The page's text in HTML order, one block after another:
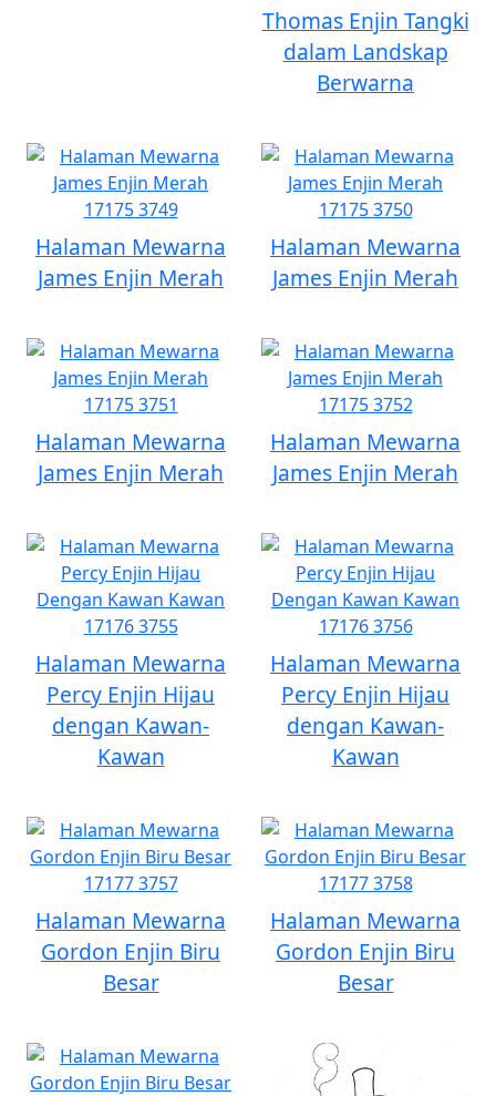
Thomas Enjin Tangki
dalam Landskap
Berwarna
Halaman Mewarna
James Enjin Merah
Halaman Mewarna
James Enjin Merah
Halaman Mewarna
James Enjin Merah
Halaman Mewarna
James Enjin Merah
Halaman Mewarna
Percy Enjin Hijau
dengan Kawan-
Kawan
Halaman Mewarna
Percy Enjin Hijau
dengan Kawan-
Kawan
Halaman Mewarna
Gordon Enjin Biru
Besar
Halaman Mewarna
Gordon Enjin Biru
Besar